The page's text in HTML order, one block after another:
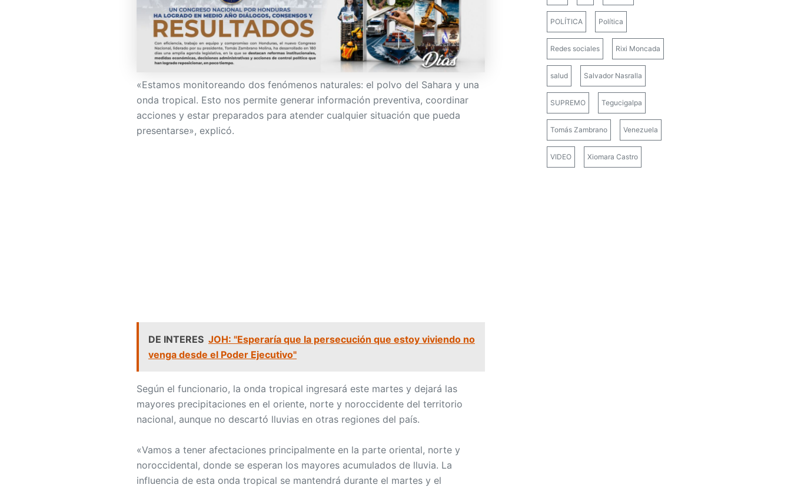
«Estamos monitoreando dos fenómenos naturales: el polvo del Sahara y una
onda tropical. Esto nos permite generar información preventiva, coordinar
acciones y estar preparados para atender cualquier situación que pueda
presentarse», explicó.
DE INTERES JOH: "Esperaría que la persecución que estoy viviendo no
venga desde el Poder Ejecutivo"
Según el funcionario, la onda tropical ingresará este martes y dejará las
mayores precipitaciones en el oriente, norte y noroccidente del territorio
nacional, aunque no descartó lluvias en otras regiones del país.
«Vamos a tener afectaciones principalmente en la parte oriental, norte y
noroccidental, donde se esperan los mayores acumulados de lluvia. La
influencia de esta onda tropical se mantendrá durante el martes y el
POLÍTICA Política
Redes sociales Rixi Moncada
salud Salvador Nasralla
SUPREMO Tegucigalpa
Tomás Zambrano Venezuela
VIDEO Xiomara Castro